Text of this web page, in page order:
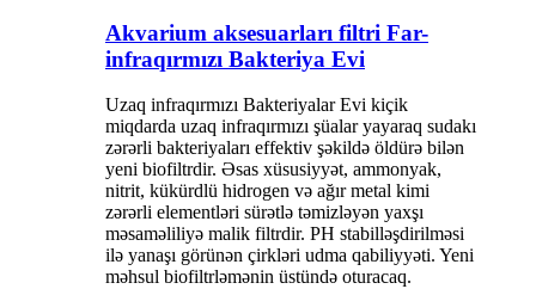
Akvarium aksesuarları filtri Far-
infraqırmızı Bakteriya Evi
Uzaq infraqırmızı Bakteriyalar Evi kiçik
miqdarda uzaq infraqırmızı şüalar yayaraq sudakı
zərərli bakteriyaları effektiv şəkildə öldürə bilən
yeni biofiltrdir. Əsas xüsusiyyət, ammonyak,
nitrit, kükürdlü hidrogen və ağır metal kimi
zərərli elementləri sürətlə təmizləyən yaxşı
məsaməliliyə malik filtrdir. PH stabilləşdirilməsi
ilə yanaşı görünən çirkləri udma qabiliyyəti. Yeni
məhsul biofiltrləmənin üstündə oturacaq.